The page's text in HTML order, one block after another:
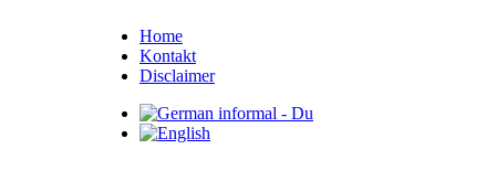
Home
Kontakt
Disclaimer